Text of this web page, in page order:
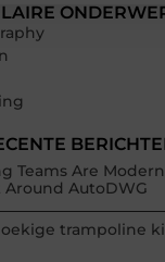
Teams Are
AutoDWG
trampoline